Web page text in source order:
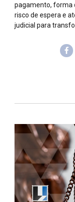
pagamento, forma
risco de espera e
judicial para